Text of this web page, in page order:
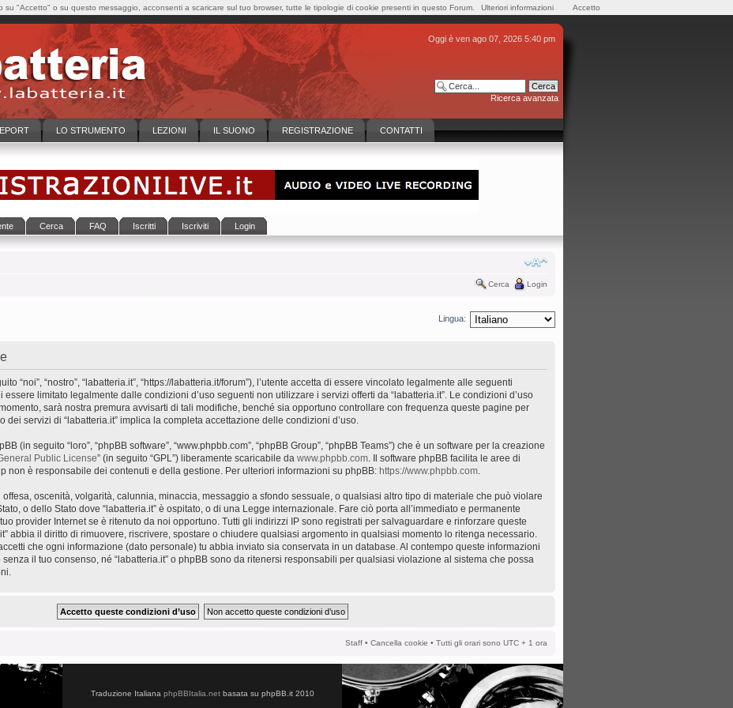
Oggi è ven ago 07, 2026 5:40 pm
Ricerca avanzata
LO STRUMENTO LEZIONI IL SUONO REGISTRAZIONE CONTATTI
Cerca FAQ Iscritti Iscriviti Login
Cerca Login
Lingua:
“noi”, “nostro”, “labatteria.it”, “https://labatteria.it/forum”), l’utente accetta di essere vincolato legalmente alle seguenti
essere limitato legalmente dalle condizioni d’uso seguenti non utilizzare i servizi offerti da “labatteria.it”. Le condizioni d’uso
sarà nostra premura avvisarti di tali modifiche, benché sia opportuno controllare con frequenza queste pagine per
dei servizi di “labatteria.it” implica la completa accettazione delle condizioni d’uso.
(in seguito “loro”, “phpBB software”, “www.phpbb.com”, “phpBB Group”, “phpBB Teams”) che è un software per la creazione
Public License” (in seguito “GPL”) liberamente scaricabile da www.phpbb.com . Il software phpBB facilita le aree di
non è responsabile dei contenuti e della gestione. Per ulteriori informazioni su phpBB: https://www.phpbb.com
oscenità, volgarità, calunnia, minaccia, messaggio a sfondo sessuale, o qualsiasi altro tipo di materiale che può violare
o dello Stato dove “labatteria.it” è ospitato, o di una Legge internazionale. Fare ciò porta all’immediato e permanente
provider Internet se è ritenuto da noi opportuno. Tutti gli indirizzi IP sono registrati per salvaguardare e rinforzare queste
abbia il diritto di rimuovere, riscrivere, spostare o chiudere qualsiasi argomento in qualsiasi momento lo ritenga necessario.
che ogni informazione (dato personale) tu abbia inviato sia conservata in un database. Al contempo queste informazioni
il tuo consenso, né “labatteria.it” o phpBB sono da ritenersi responsabili per qualsiasi violazione al sistema che possa
Staff • Cancella cookie • Tutti gli orari sono UTC + 1 ora
Traduzione Italiana phpBBItalia.netbasata su phpBB.it 2010
"Accetto" o su questo messaggio, acconsenti a scaricare sul tuo browser, tutte le tipologie di cookie presenti in questo Forum. Ulteriori informazioni Accetto